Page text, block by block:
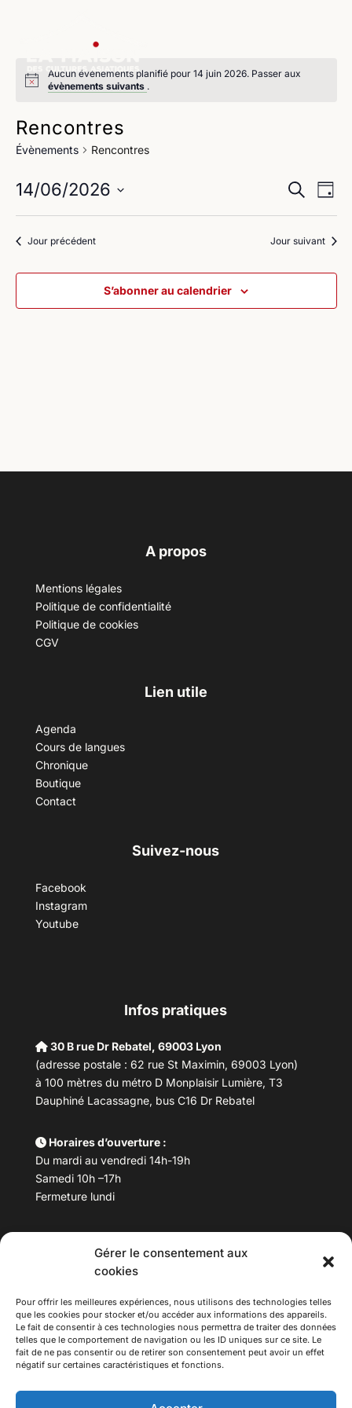
Gérer le consentement aux
cookies
Pour offrir les meilleures expériences, nous utilisons des technologies telles
que les cookies pour stocker et/ou accéder aux informations des appareils.
Le fait de consentir à ces technologies nous permettra de traiter des données
telles que le comportement de navigation ou les ID uniques sur ce site. Le
fait de ne pas consentir ou de retirer son consentement peut avoir un effet
négatif sur certaines caractéristiques et fonctions.
Aucun évènements planifié pour 14 juin 2026. Passer aux
évènements suivants .
Rencontres
Évènements Rencontres
et
de
vues
Recherche
de
Jour
14/06/2026
date.Jour précédent Jour suivant
S’abonner au calendrier
A propos
Mentions légales
Politique de confidentialité
Politique de cookies
CGV
Lien utile
Agenda
Cours de langues
Chronique
Boutique
Contact
Suivez-nous
Facebook
Instagram
Youtube
Infos pratiques
30 B rue Dr Rebatel, 69003 Lyon
(adresse postale : 62 rue St Maximin, 69003 Lyon)
à 100 mètres du métro D Monplaisir Lumière, T3
Dauphiné Lacassagne, bus C16 Dr Rebatel
Horaires d’ouverture :
Du mardi au vendredi 14h-19h
Samedi 10h –17h
Fermeture lundi
maisondesculturesasiatiques@asiexpo.com